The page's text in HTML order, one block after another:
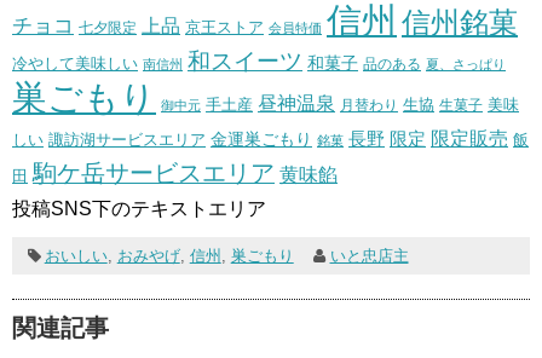
チョコ 七夕限定 上品 京王ストア 会員特価 信州 信州銘菓
冷やして美味しい 南信州 和スイーツ 和菓子 品のある 夏、さっぱり
巣ごもり 御中元 手土産 昼神温泉 月替わり 生協 生菓子 美味
しい 諏訪湖サービスエリア 金運巣ごもり 銘菓 長野 限定 限定販売 飯
田 駒ケ岳サービスエリア 黄味餡
投稿SNS下のテキストエリア
おいしい, おみやげ, 信州 , 巣ごもり いと忠店主
関連記事